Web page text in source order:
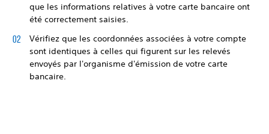
que les informations relatives à votre carte bancaire ont
été correctement saisies.
Vérifiez que les coordonnées associées à votre compte
sont identiques à celles qui figurent sur les relevés
envoyés par l'organisme d'émission de votre carte
bancaire.